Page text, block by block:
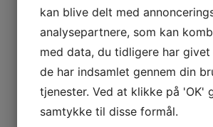
Stiger
Silkeborg Stiger
Spandeholder til bil
Affaldssortering
Affaldsspande til sortering
Stationer til affaldssortering
Download
Brugt
kan blive delt med
analysepartnere, som kan
med data, du tidligere har
de har indsamlet gennem din
tjenester. Ved at klikke på 'OK'
samtykke til disse formål.